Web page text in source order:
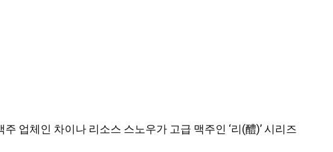
업체인 차이나 리소스 스노우가 고급 맥주인 ‘리(醴)’ 시리즈